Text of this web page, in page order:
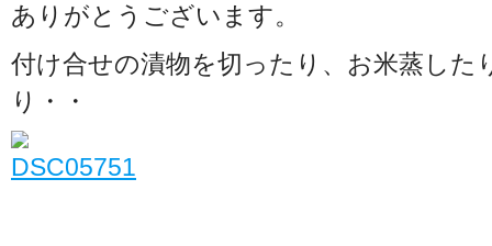
ありがとうございます。
付け合せの漬物を切ったり、お米蒸した
り・・